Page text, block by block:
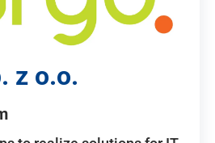
z o.o.